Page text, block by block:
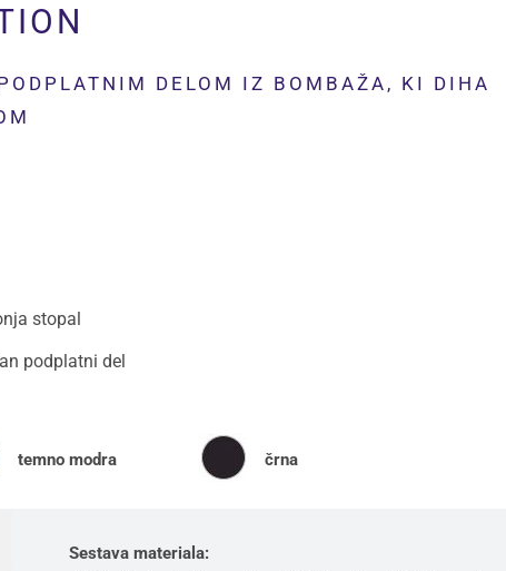
DELOM IZ BOMBAŽA, KI DIHA
stopal
podplatni del
temno modra črna
Sestava materiala: